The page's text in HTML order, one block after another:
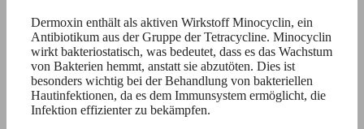
Dermoxin enthält als aktiven Wirkstoff Minocyclin, ein
Antibiotikum aus der Gruppe der Tetracycline. Minocyclin
wirkt bakteriostatisch, was bedeutet, dass es das Wachstum
von Bakterien hemmt, anstatt sie abzutöten. Dies ist
besonders wichtig bei der Behandlung von bakteriellen
Hautinfektionen, da es dem Immunsystem ermöglicht, die
Infektion effizienter zu bekämpfen.